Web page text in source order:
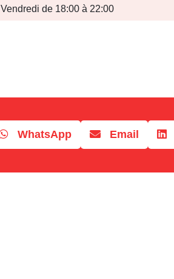
Vendredi de 18:00 à 22:00
WhatsApp Email